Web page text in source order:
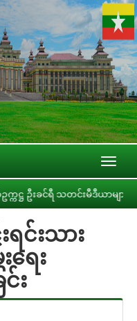
ခင်ရီ သတင်းမီဒီယာများနှင့် တွ
င်းသား
ရေး
း